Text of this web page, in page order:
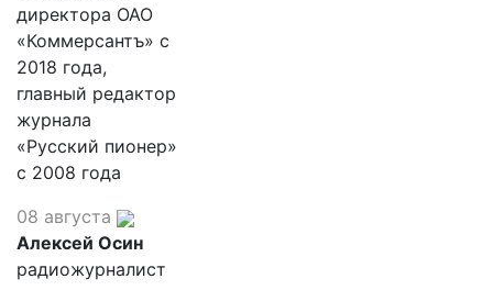
директора ОАО
«Коммерсантъ» с
2018 года,
главный редактор
журнала
«Русский пионер»
с 2008 года
08 августа
Алексей Осин
радиожурналист